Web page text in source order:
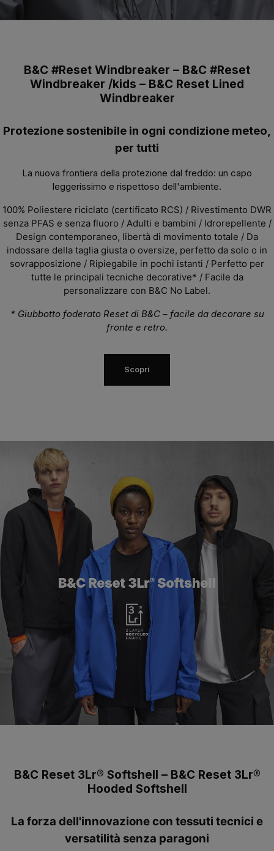
B&C #Reset Windbreaker – B&C #Reset
Windbreaker /kids – B&C Reset Lined
Windbreaker
Protezione sostenibile in ogni condizione meteo,
per tutti
La nuova frontiera della protezione dal freddo: un capo
leggerissimo e rispettoso dell'ambiente.
100% Poliestere riciclato (certificato RCS) / Rivestimento DWR
senza PFAS e senza fluoro / Adulti e bambini / Idrorepellente /
Design contemporaneo, libertà di movimento totale / Da
indossare della taglia giusta o oversize, perfetto da solo o in
sovrapposizione / Ripiegabile in pochi istanti / Perfetto per
tutte le principali tecniche decorative* / Facile da
personalizzare con B&C No Label.
* Giubbotto foderato Reset di B&C – facile da decorare su
fronte e retro.
Scopri
B&C Reset 3Lr® Softshell – B&C Reset 3Lr®
Hooded Softshell
La forza dell'innovazione con tessuti tecnici e
versatilità senza paragoni